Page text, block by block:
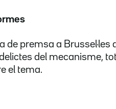
de premsa a Brussel·les
del mecanisme,
el tema.